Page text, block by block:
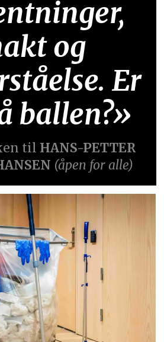
og
Er
ballen?»
til HANS-PETTER
(åpen for alle)